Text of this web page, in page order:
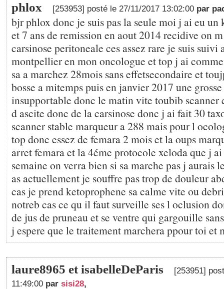
phlox [253953] posté le 27/11/2017 13:02:00 par
bjr phlox donc je suis pas la seule moi j ai eu un
et 7 ans de remission en aout 2014 recidive on
carsinose peritoneale ces assez rare je suis suivi
montpellier en mon oncologue et top j ai
sa a marchez 28mois sans effetsecondaire et
bosse a mitemps puis en janvier 2017 une
insupportable donc le matin vite toubib scanner
d ascite donc de la carsinose donc j ai fait 30
scanner stable marqueur a 288 mais pour l
top donc essez de femara 2 mois et la oups
arret femara et la 4éme protocole xeloda que j
semaine on verra bien si sa marche pas j aurais
as actuellement je souffre pas trop de douleur
cas je prend ketoprophene sa calme vite ou
notreb cas ce qu il faut surveille ses l oclusion
de jus de pruneau et se ventre qui gargouille
j espere que le traitement marchera ppour toi et
laure8965 et isabelleDeParis
[253951]
11:49:00 par sisi28,